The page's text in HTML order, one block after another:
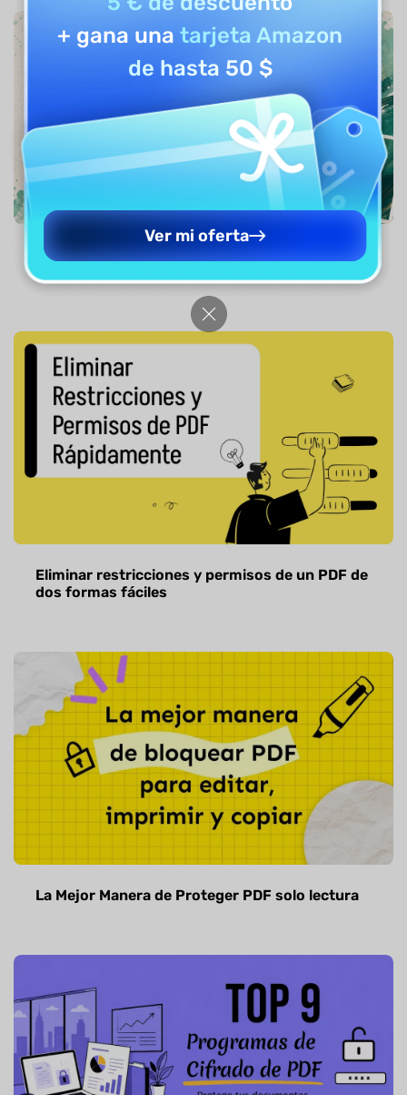
Cómo quitar contraseña de un PDF (4 Métodos
Eliminar restricciones y permisos de un PDF de
dos formas fáciles
La Mejor Manera de Proteger PDF solo lectura
+ gana unatarjeta Amazon
de hasta 50 $
Ver mi oferta